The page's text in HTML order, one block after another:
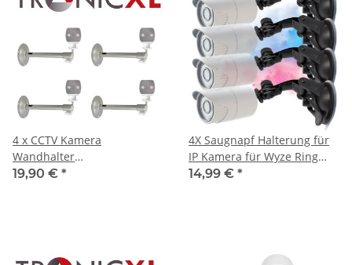
4 x CCTV Kamera
Wandhalter
Überwachungskamera
19,90 € *
4X Saugnapf Halterung für
IP Kamera für Wyze Ring
Eufy Arlo Cam Smart
14,99 € *